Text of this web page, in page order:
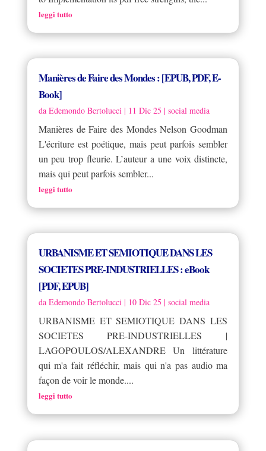
leggi tutto
Manières de Faire des Mondes : [EPUB, PDF, E-
Book]
da Edemondo Bertolucci| 11 Dic 25 | social media
Manières de Faire des Mondes Nelson Goodman
L'écriture est poétique, mais peut parfois sembler
un peu trop fleurie. L’auteur a une voix distincte,
mais qui peut parfois sembler...
leggi tutto
URBANISME ET SEMIOTIQUE DANS LES
SOCIETES PRE-INDUSTRIELLES : eBook
[PDF, EPUB]
da Edemondo Bertolucci| 10 Dic 25 | social media
URBANISME ET SEMIOTIQUE DANS LES
SOCIETES PRE-INDUSTRIELLES |
LAGOPOULOS/ALEXANDRE Un littérature
qui m'a fait réfléchir, mais qui n'a pas audio ma
façon de voir le monde....
leggi tutto